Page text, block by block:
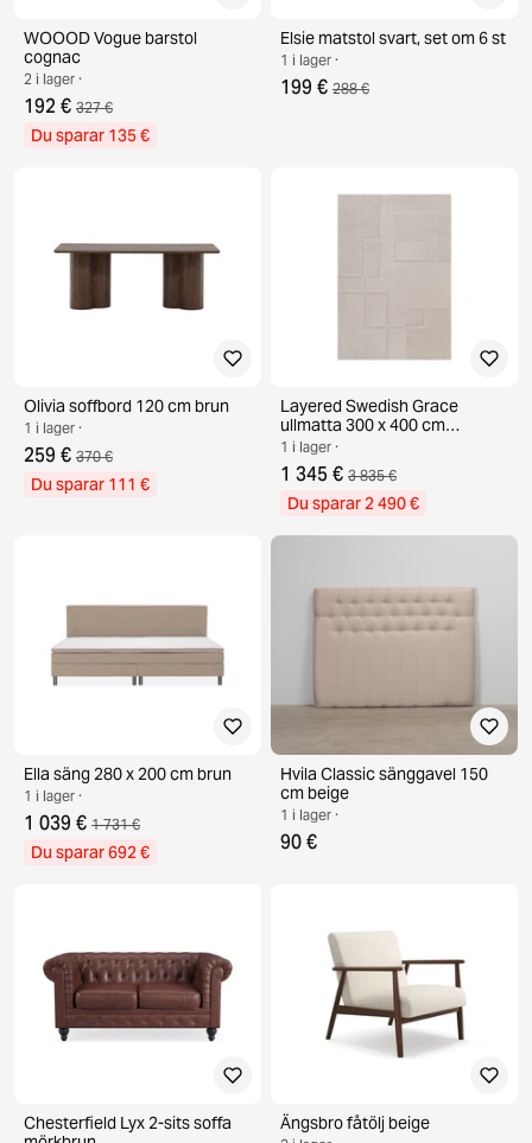
WOOOD Vogue barstol
cognac
2 i lager ·
192 € 327 €
Du sparar 135 €
Elsie matstol svart, set om 6 st
1 i lager ·
199 € 288 €
Olivia soffbord 120 cm brun
1 i lager ·
259 € 370 €
Du sparar 111 €
Layered Swedish Grace
ullmatta 300 x 400 cm
Oatmeal
1 i lager ·
1 345 € 3 835 €
Du sparar 2 490 €
Ella säng 280 x 200 cm brun
1 i lager ·
1 039 € 1 731 €
Du sparar 692 €
Hvila Classic sänggavel 150
cm beige
1 i lager ·
90 €
Chesterfield Lyx 2-sits soffa
Ängsbro fåtölj beige